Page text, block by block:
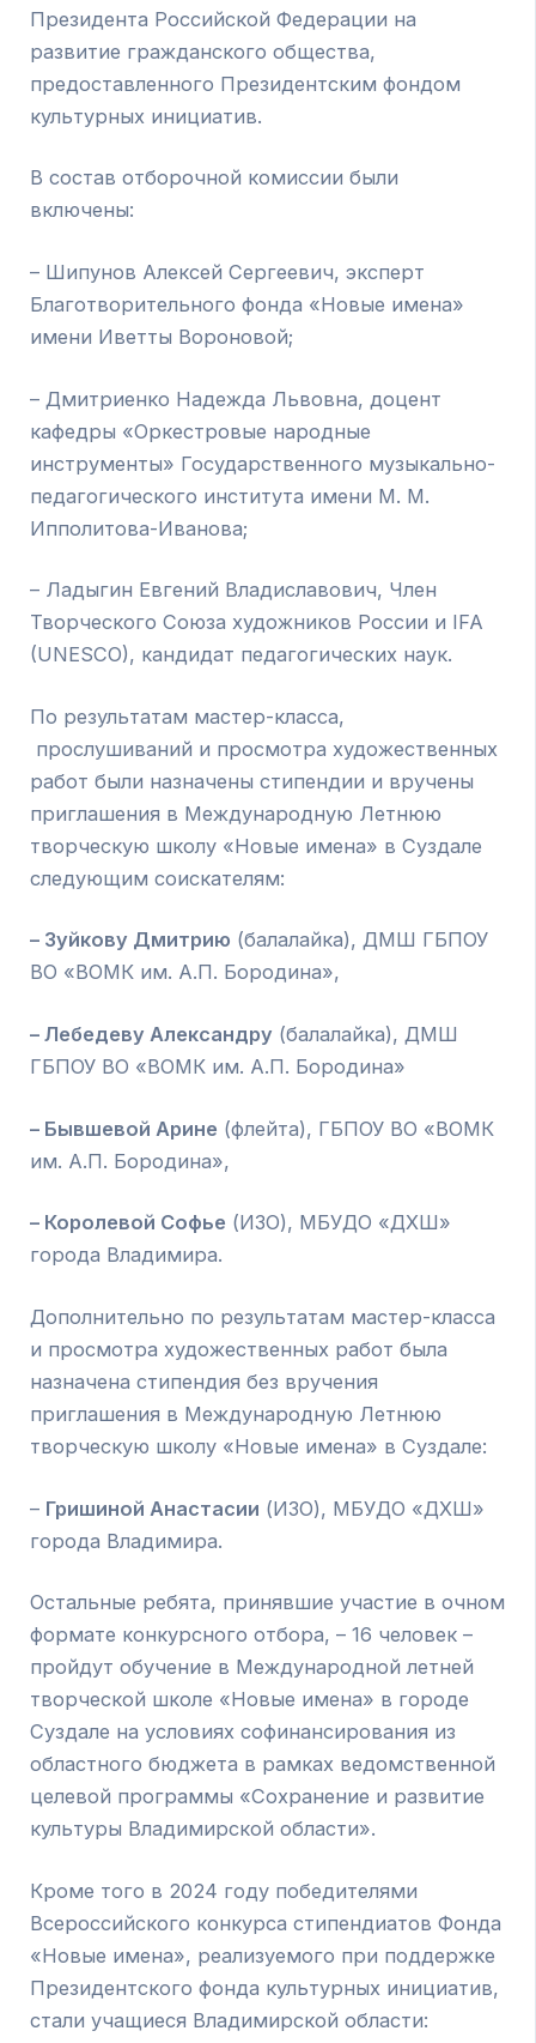
Президента Российской Федерации на
развитие гражданского общества,
предоставленного Президентским фондом
культурных инициатив.
В состав отборочной комиссии были
включены:
– Шипунов Алексей Сергеевич, эксперт
Благотворительного фонда «Новые имена»
имени Иветты Вороновой;
– Дмитриенко Надежда Львовна, доцент
кафедры «Оркестровые народные
инструменты» Государственного музыкально-
педагогического института имени М. М.
Ипполитова-Иванова;
– Ладыгин Евгений Владиславович, Член
Творческого Союза художников России и IFA
(UNESCO), кандидат педагогических наук.
По результатам мастер-класса,
прослушиваний и просмотра художественных
работ были назначены стипендии и вручены
приглашения в Международную Летнюю
творческую школу «Новые имена» в Суздале
следующим соискателям:
– Зуйкову Дмитрию (балалайка), ДМШ ГБПОУ
ВО «ВОМК им. А.П. Бородина»,
– Лебедеву Александру (балалайка), ДМШ
ГБПОУ ВО «ВОМК им. А.П. Бородина»
– Бывшевой Арине (флейта), ГБПОУ ВО «ВОМК
им. А.П. Бородина»,
– Королевой Софье (ИЗО), МБУДО «ДХШ»
города Владимира.
Дополнительно по результатам мастер-класса
и просмотра художественных работ была
назначена стипендия без вручения
приглашения в Международную Летнюю
творческую школу «Новые имена» в Суздале:
– Гришиной Анастасии (ИЗО), МБУДО «ДХШ»
города Владимира.
Остальные ребята, принявшие участие в очном
формате конкурсного отбора, – 16 человек –
пройдут обучение в Международной летней
творческой школе «Новые имена» в городе
Суздале на условиях софинансирования из
областного бюджета в рамках ведомственной
целевой программы «Сохранение и развитие
культуры Владимирской области».
Кроме того в 2024 году победителями
Всероссийского конкурса стипендиатов Фонда
«Новые имена», реализуемого при поддержке
Президентского фонда культурных инициатив,
стали учащиеся Владимирской области: